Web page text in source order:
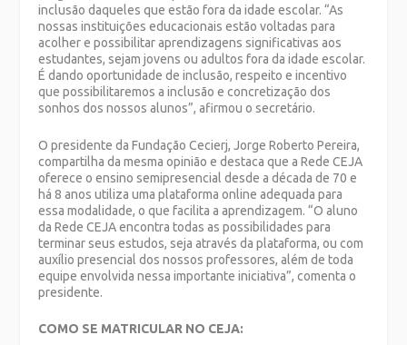
inclusão daqueles que estão fora da idade escolar. “As
nossas instituições educacionais estão voltadas para
acolher e possibilitar aprendizagens significativas aos
estudantes, sejam jovens ou adultos fora da idade escolar.
É dando oportunidade de inclusão, respeito e incentivo
que possibilitaremos a inclusão e concretização dos
sonhos dos nossos alunos”, afirmou o secretário.
O presidente da Fundação Cecierj, Jorge Roberto Pereira,
compartilha da mesma opinião e destaca que a Rede CEJA
oferece o ensino semipresencial desde a década de 70 e
há 8 anos utiliza uma plataforma online adequada para
essa modalidade, o que facilita a aprendizagem. “O aluno
da Rede CEJA encontra todas as possibilidades para
terminar seus estudos, seja através da plataforma, ou com
auxílio presencial dos nossos professores, além de toda
equipe envolvida nessa importante iniciativa”, comenta o
presidente.
COMO SE MATRICULAR NO CEJA: